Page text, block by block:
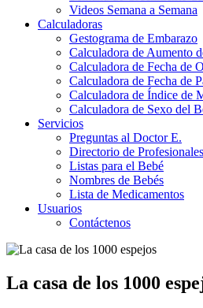
Videos Semana a Semana
Calculadoras
Gestograma de Embarazo
Calculadora de Aumento
Calculadora de Fecha de
Calculadora de Fecha de
Calculadora de Índice de
Calculadora de Sexo del
Servicios
Preguntas al Doctor E.
Directorio de
Listas para el Bebé
Nombres de Bebés
Lista de Medicamentos
Usuarios
Contáctenos
La casa de los 1000